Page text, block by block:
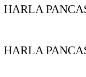
HARLA
HARLA